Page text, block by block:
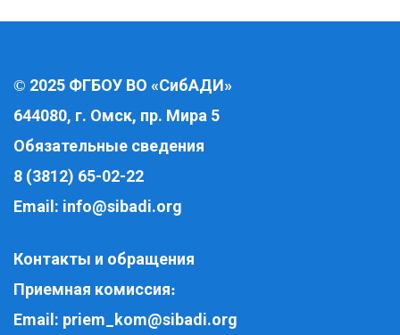
© 2025 ФГБОУ ВО «СибАДИ»
644080, г. Омск, пр. Мира 5
Обязательные сведения
8 (3812) 65-02-22
Email: info@sibadi.org
Контакты и обращения
Приемная комиссия:
Email: priem_kom@sibadi.org